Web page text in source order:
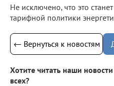
Не исключено, что это
тарифной политики
← Вернуться к новостям
Хотите читать наши
всех?